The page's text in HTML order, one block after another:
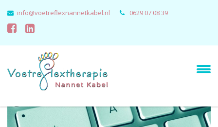
info@voetreflexnannetkabel.nl 0629 07 08 39